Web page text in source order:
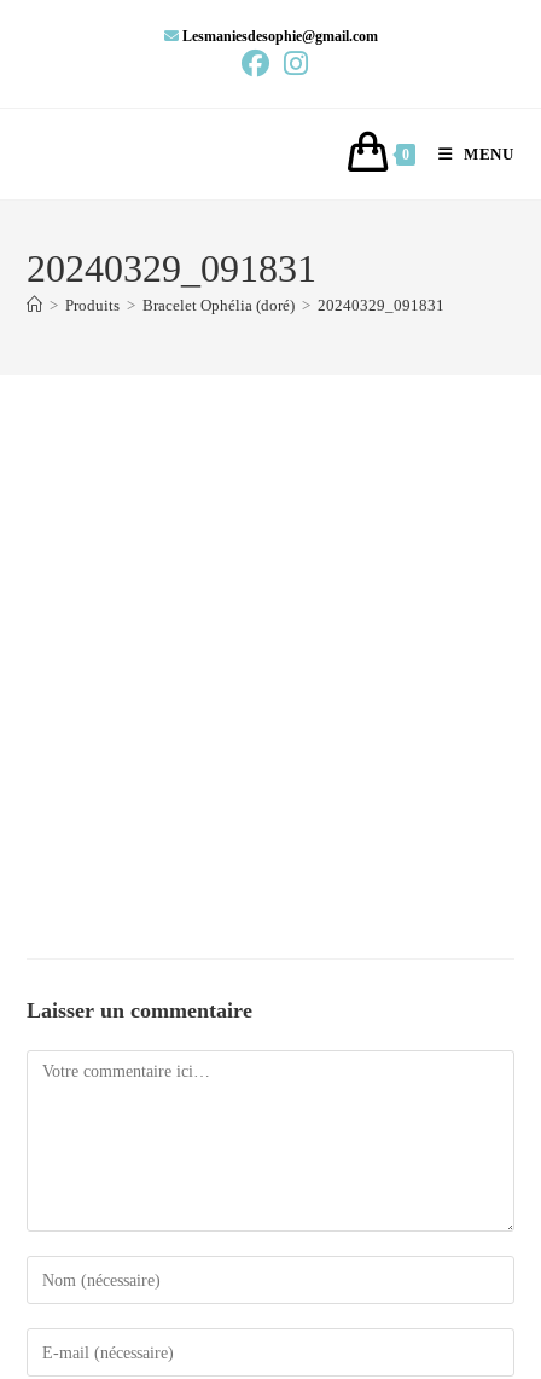
Lesmaniesdesophie@gmail.com
0 MENU
20240329_091831
> Produits > Bracelet Ophélia (doré) > 20240329_091831
Laisser un commentaire